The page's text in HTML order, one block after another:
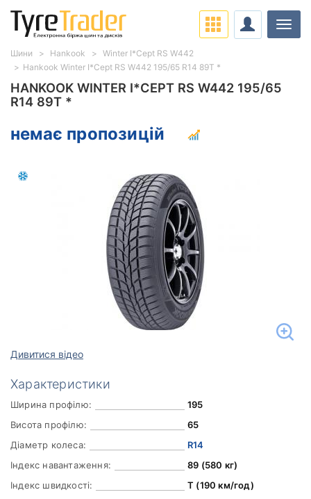
HANKOOK WINTER I*CEPT RS W442 195/65
R14 89T *
немає пропозицій
Дивитися відео
Характеристики
Ширина профілю:
195
Висота профілю:
65
Діаметр колеса:
R14
Індекс навантаження:
89 (580 кг)
Індекс швидкості:
T (190 км/год)
Шини Hankook
Winter I*Cept RS W442
Hankook Winter I*Cept RS W442 195/65 R14 89T *